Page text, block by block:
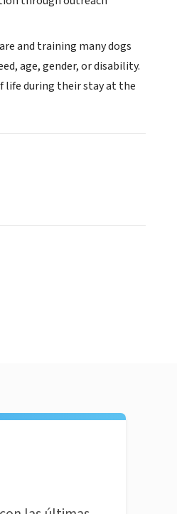
and training many dogs
age, gender, or disability.
life during their stay at the